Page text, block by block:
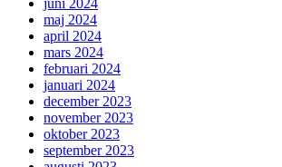
maj 2024
april 2024
mars 2024
februari 2024
januari 2024
december 2023
november 2023
oktober 2023
september 2023